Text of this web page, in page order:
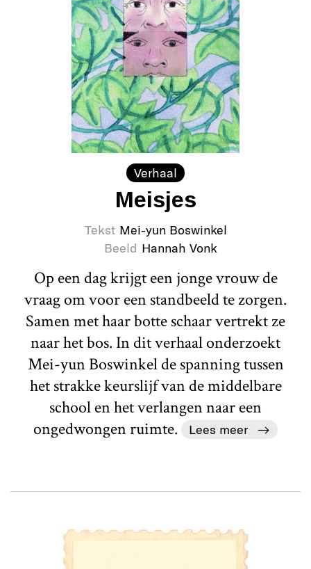
Verhaal
Meisjes
Tekst Mei-yun Boswinkel
Beeld Hannah Vonk
Op een dag krijgt een jonge vrouw de
vraag om voor een standbeeld te zorgen.
Samen met haar botte schaar vertrekt ze
naar het bos. In dit verhaal onderzoekt
Mei-yun Boswinkel de spanning tussen
het strakke keurslijf van de middelbare
school en het verlangen naar een
ongedwongen ruimte.
Lees meer